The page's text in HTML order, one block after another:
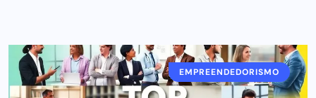
EMPREENDEDORISMO